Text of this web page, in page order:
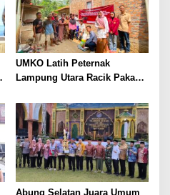
UMKO Latih Peternak
Lampung Utara Racik Pakan
Kemarau dan Harga Pakan
Mahal
Abung Selatan Juara Umum